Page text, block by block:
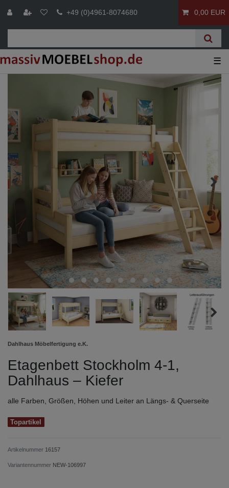
+49 (0)4961-8074680 0,00 EUR
☰
Dahlhaus Möbelfertigung e.K.
Etagenbett Stockholm 4-1,
Dahlhaus – Kiefer
alle Farben, Größen, Höhen und Leiter an Längs- & Querseite
Topartikel
Artikelnummer 16157
Variantennummer NEW-106997